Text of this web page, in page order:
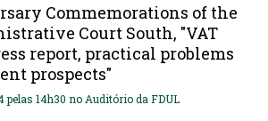
Commemorations of the
Court South, "VAT
report, practical problems
prospects"
pelas 14h30 no Auditório da FDUL